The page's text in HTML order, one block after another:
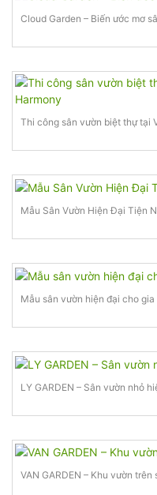
Cloud Garden – Biến ước mơ
Thi công sân vườn biệt thự tại
Mẫu Sân Vườn Hiện Đại Tiện
Mẫu sân vườn hiện đại cho
LY GARDEN – Sân vườn nhỏ
VAN GARDEN – Khu vườn